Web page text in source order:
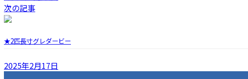
次の記事
★2匹長寸グレダービー
2025年2月17日